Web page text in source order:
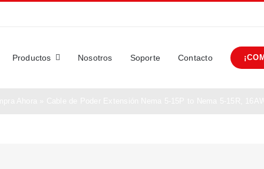
Productos Nosotros Soporte Contacto